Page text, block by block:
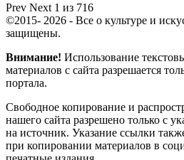
Prev Next 1 из 716
©2015- 2026 - Все о культуре и
защищены.
Внимание! Использование
материалов с сайта разрешается
портала.
Свободное копирование и
нашего сайта разрешено только с
на источник. Указание ссылки
при копировании материалов в